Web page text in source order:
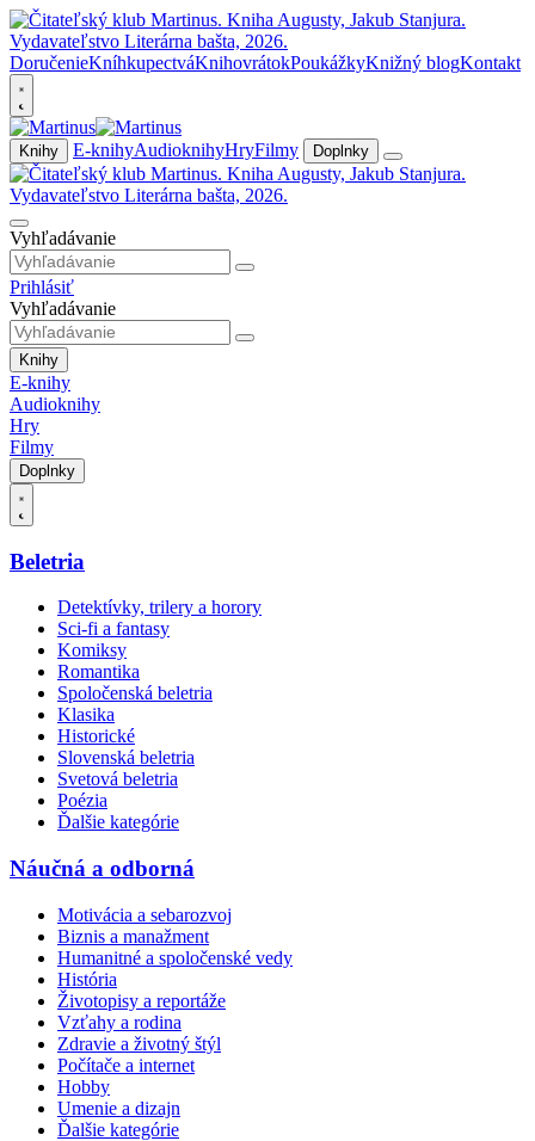
DoručenieKníhkupectváKnihovrátokPoukážkyKnižný blogKontakt
Knihy E-knihyAudioknihyHryFilmy Doplnky
Vyhľadávanie
Prihlásiť
Vyhľadávanie
Knihy
E-knihy
Audioknihy
Hry
Filmy
Doplnky
Beletria
Detektívky, trilery a horory
Sci-fi a fantasy
Komiksy
Romantika
Spoločenská beletria
Klasika
Historické
Slovenská beletria
Svetová beletria
Poézia
Ďalšie kategórie
Náučná a odborná
Motivácia a sebarozvoj
Biznis a manažment
Humanitné a spoločenské vedy
História
Životopisy a reportáže
Vzťahy a rodina
Zdravie a životný štýl
Počítače a internet
Hobby
Umenie a dizajn
Ďalšie kategórie